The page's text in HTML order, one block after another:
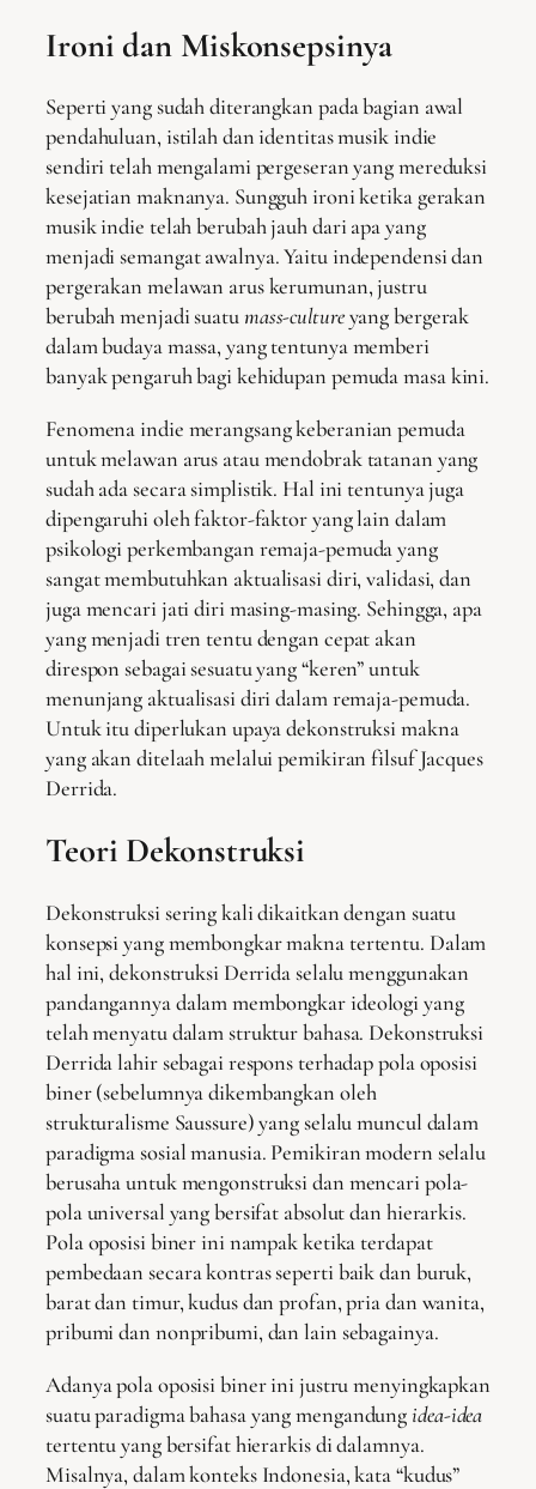
Ironi dan Miskonsepsinya
Seperti yang sudah diterangkan pada bagian awal
pendahuluan, istilah dan identitas musik indie
sendiri telah mengalami pergeseran yang mereduksi
kesejatian maknanya. Sungguh ironi ketika gerakan
musik indie telah berubah jauh dari apa yang
menjadi semangat awalnya. Yaitu independensi dan
pergerakan melawan arus kerumunan, justru
berubah menjadi suatumass-cultureyang bergerak
dalam budaya massa, yang tentunya memberi
banyak pengaruh bagi kehidupan pemuda masa kini.
Fenomena indie merangsang keberanian pemuda
untuk melawan arus atau mendobrak tatanan yang
sudah ada secara simplistik. Hal ini tentunya juga
dipengaruhi oleh faktor-faktor yang lain dalam
psikologi perkembangan remaja-pemuda yang
sangat membutuhkan aktualisasi diri, validasi, dan
juga mencari jati diri masing-masing. Sehingga, apa
yang menjadi tren tentu dengan cepat akan
direspon sebagai sesuatu yang “keren” untuk
menunjang aktualisasi diri dalam remaja-pemuda.
Untuk itu diperlukan upaya dekonstruksi makna
yang akan ditelaah melalui pemikiran filsuf Jacques
Derrida.
Teori Dekonstruksi
Dekonstruksi sering kali dikaitkan dengan suatu
konsepsi yang membongkar makna tertentu. Dalam
hal ini, dekonstruksi Derrida selalu menggunakan
pandangannya dalam membongkar ideologi yang
telah menyatu dalam struktur bahasa. Dekonstruksi
Derrida lahir sebagai respons terhadap pola oposisi
biner (sebelumnya dikembangkan oleh
strukturalisme Saussure) yang selalu muncul dalam
paradigma sosial manusia. Pemikiran modern selalu
berusaha untuk mengonstruksi dan mencari pola-
pola universal yang bersifat absolut dan hierarkis.
Pola oposisi biner ini nampak ketika terdapat
pembedaan secara kontras seperti baik dan buruk,
barat dan timur, kudus dan profan, pria dan wanita,
pribumi dan nonpribumi, dan lain sebagainya.
Adanya pola oposisi biner ini justru menyingkapkan
suatu paradigma bahasa yang mengandung idea-idea
tertentu yang bersifat hierarkis di dalamnya.
Misalnya, dalam konteks Indonesia, kata “kudus”